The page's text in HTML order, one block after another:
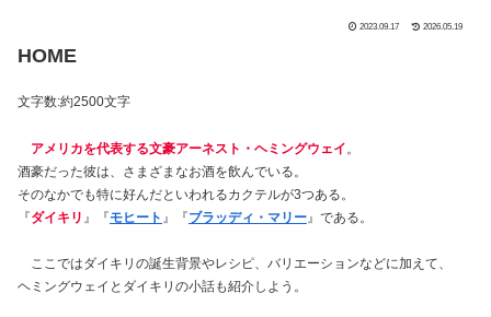
2023.09.17 2026.05.19
HOME
文字数:約2500文字
アメリカを代表する文豪アーネスト・ヘミングウェイ。
酒豪だった彼は、さまざまなお酒を飲んでいる。
そのなかでも特に好んだといわれるカクテルが3つある。
『ダイキリ 』『モヒート 』『ブラッディ・マリー』である。
ここではダイキリの誕生背景やレシピ、バリエーションなどに加えて、
ヘミングウェイとダイキリの小話も紹介しよう。